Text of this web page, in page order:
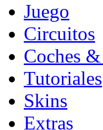
Juego
Circuitos
Coches
Tutoriales
Skins
Extras